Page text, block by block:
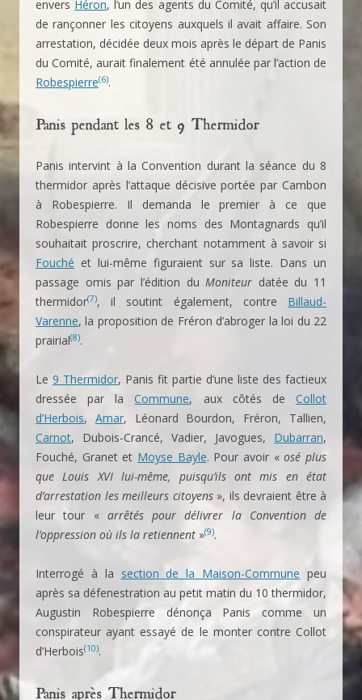
envers Héron, l’un des agents du Comité, qu’il accusait
de rançonner les citoyens auxquels il avait affaire. Son
arrestation, décidée deux mois après le départ de Panis
du Comité, aurait finalement été annulée par l’action de
Robespierre(6).
Panis pendant les 8 et 9 Thermidor
Panis intervint à la Convention durant la séance du 8
thermidor après l’attaque décisive portée par Cambon
à Robespierre. Il demanda le premier à ce que
Robespierre donne les noms des Montagnards qu’il
souhaitait proscrire, cherchant notamment à savoir si
Fouché et lui-même figuraient sur sa liste. Dans un
passage omis par l’édition duMoniteur datée du 11
thermidor(7), il soutint également, contre Billaud-
Varenne, la proposition de Fréron d’abroger la loi du 22
prairial(8).
Le 9 Thermidor, Panis fit partie d’une liste des factieux
dressée par laCommune, aux côtés deCollot
d’Herbois, Amar, Léonard Bourdon, Fréron, Tallien,
Carnot, Dubois-Crancé, Vadier, Javogues, Dubarran,
Fouché, Granet et Moyse Bayle. Pour avoir «osé plus
que Louis XVI lui-même, puisqu’ils ont mis en état
d’arrestation les meilleurs citoyens», ils devraient être à
leur tour « arrêtés pour délivrer la Convention de
l’oppression où ils la retiennent »(9).
Interrogé à la section de la Maison-Commune peu
après sa défenestration au petit matin du 10 thermidor,
Augustin Robespierre dénonça Panis comme un
conspirateur ayant essayé de le monter contre Collot
d’Herbois(10).
Panis après Thermidor